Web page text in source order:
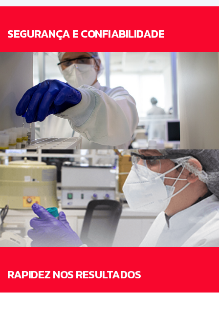
SEGURANÇA E CONFIABILIDADE
RAPIDEZ NOS RESULTADOS